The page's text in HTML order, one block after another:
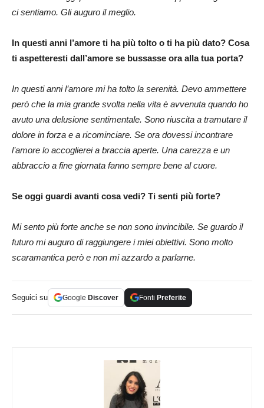
ci sentiamo. Gli auguro il meglio.
In questi anni l’amore ti ha più tolto o ti ha più dato? Cosa
ti aspetteresti dall’amore se bussasse ora alla tua porta?
In questi anni l’amore mi ha tolto la serenità. Devo ammettere
però che la mia grande svolta nella vita è avvenuta quando ho
avuto una delusione sentimentale. Sono riuscita a tramutare il
dolore in forza e a ricominciare. Se ora dovessi incontrare
l’amore lo accoglierei a braccia aperte. Una carezza e un
abbraccio a fine giornata fanno sempre bene al cuore.
Se oggi guardi avanti cosa vedi? Ti senti più forte?
Mi sento più forte anche se non sono invincibile. Se guardo il
futuro mi auguro di raggiungere i miei obiettivi. Sono molto
scaramantica però e non mi azzardo a parlarne.
Seguici su Google Discover Fonti Preferite